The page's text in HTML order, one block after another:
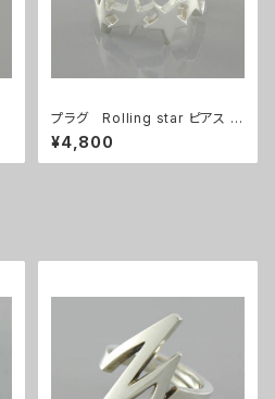
プラグ Rolling star ピアス (1
個)
¥4,800